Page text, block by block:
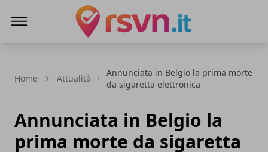
Home Attualità
Annunciata in Belgio la prima morte
da sigaretta elettronica
Annunciata in Belgio la
prima morte da sigaretta